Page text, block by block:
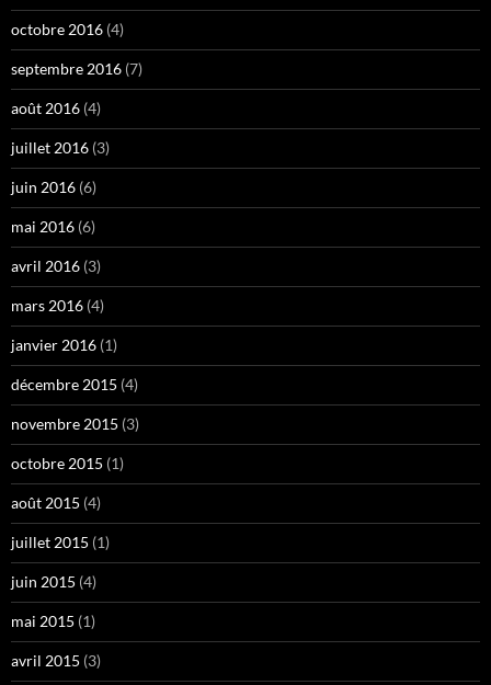
octobre 2016 (4)
septembre 2016 (7)
août 2016 (4)
juillet 2016 (3)
juin 2016 (6)
mai 2016 (6)
avril 2016 (3)
mars 2016 (4)
janvier 2016 (1)
décembre 2015 (4)
novembre 2015 (3)
octobre 2015 (1)
août 2015 (4)
juillet 2015 (1)
juin 2015 (4)
mai 2015 (1)
avril 2015 (3)